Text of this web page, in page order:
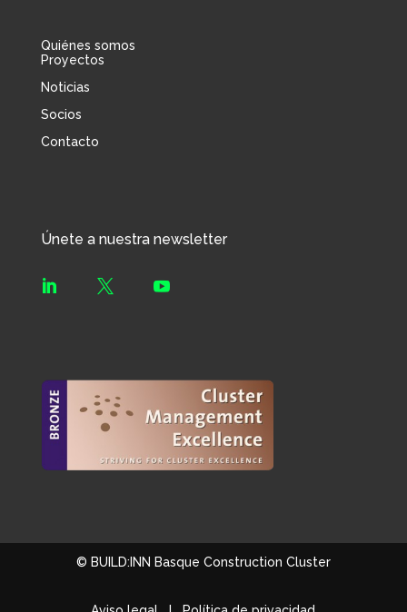
Quiénes somos
Proyectos
Noticias
Socios
Contacto
Únete a nuestra newsletter
  
© BUILD:INN Basque Construction Cluster